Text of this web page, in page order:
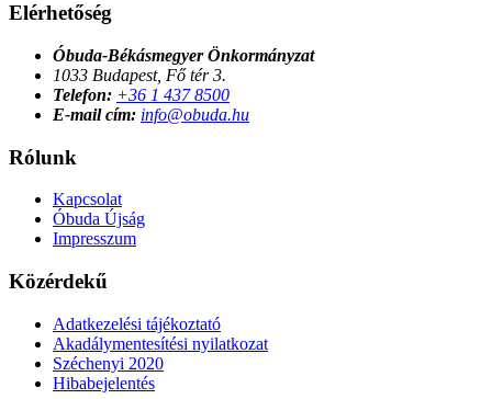
Elérhetőség
Óbuda-Békásmegyer Önkormányzat
1033 Budapest, Fő tér 3.
Telefon: +36 1 437 8500
E-mail cím: info@obuda.hu
Rólunk
Kapcsolat
Óbuda Újság
Impresszum
Közérdekű
Adatkezelési tájékoztató
Akadálymentesítési nyilatkozat
Széchenyi 2020
Hibabejelentés